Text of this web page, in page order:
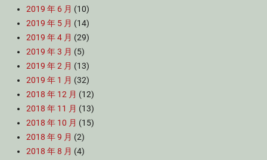
2019 年 6 月 (10)
2019 年 5 月 (14)
2019 年 4 月 (29)
2019 年 3 月 (5)
2019 年 2 月 (13)
2019 年 1 月 (32)
2018 年 12 月 (12)
2018 年 11 月 (13)
2018 年 10 月 (15)
2018 年 9 月 (2)
2018 年 8 月 (4)